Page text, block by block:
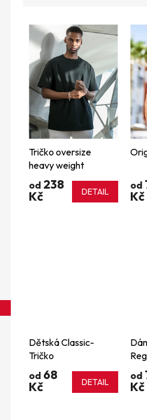
o
d
V
p
o
d
Tričko oversize
heavy weight
od 238
Kč
DETAIL
od
Kč
Dětská Classic-
Tričko
od 68
Kč
DETAIL
od
Kč